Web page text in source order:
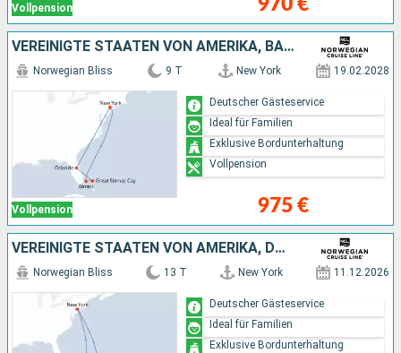
Vollpension
VEREINIGTE STAATEN VON AMERIKA, BAHAMAS
Vollpension
Norwegian Bliss 9 T New York 19.02.2028
975 €
Deutscher Gästeservice
Ideal für Familien
Exklusive Bordunterhaltung
Vollpension
VEREINIGTE STAATEN VON AMERIKA, DOMINIKANISCHE REPUBLIK, PUERTO RICO
Norwegian Bliss 13 T New York 11.12.2026
Deutscher Gästeservice
Ideal für Familien
Exklusive Bordunterhaltung